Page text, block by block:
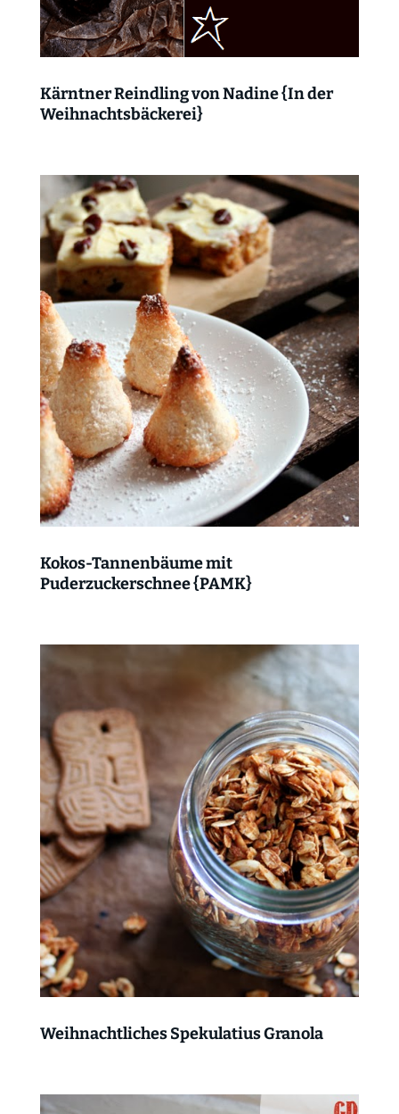
Kärntner Reindling von Nadine {In der
Weihnachtsbäckerei}
Kokos-Tannenbäume mit
Puderzuckerschnee {PAMK}
Weihnachtliches Spekulatius Granola